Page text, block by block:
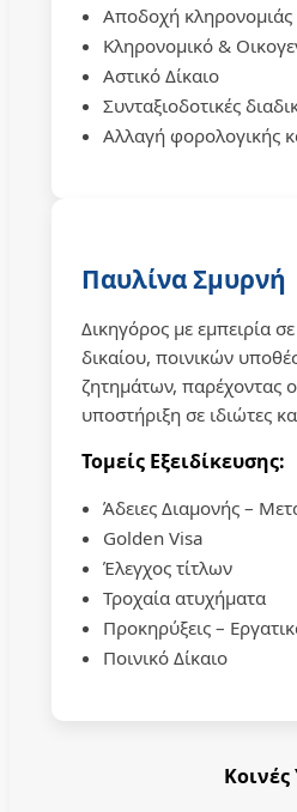
Αποδοχή κληρονομιάς
Κληρονομικό &
Αστικό Δίκαιο
Συνταξιοδοτικές
Αλλαγή φορολογικής
Παυλίνα Σμυρνή
Δικηγόρος με εμπειρία
δικαίου, ποινικών
ζητημάτων, παρέχοντας
υποστήριξη σε ιδιώτες
Τομείς Εξειδίκευσης:
Άδειες Διαμονής –
Golden Visa
Έλεγχος τίτλων
Τροχαία ατυχήματα
Προκηρύξεις –
Ποινικό Δίκαιο